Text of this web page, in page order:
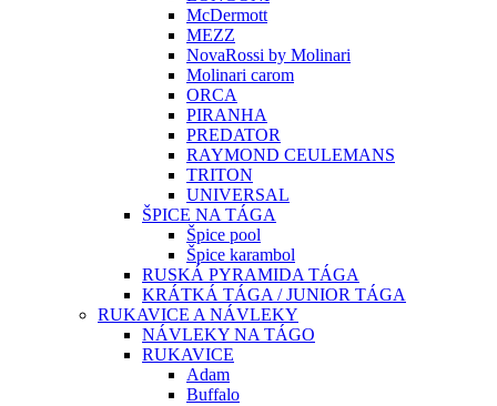
McDermott
MEZZ
NovaRossi by Molinari
Molinari carom
ORCA
PIRANHA
PREDATOR
RAYMOND CEULEMANS
TRITON
UNIVERSAL
ŠPICE NA TÁGA
Špice pool
Špice karambol
RUSKÁ PYRAMIDA TÁGA
KRÁTKÁ TÁGA / JUNIOR TÁGA
RUKAVICE A NÁVLEKY
NÁVLEKY NA TÁGO
RUKAVICE
Adam
Buffalo